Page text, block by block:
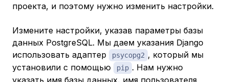
проекта, и поэтому нужно изменить настройки.
Измените настройки, указав параметры базы
данных PostgreSQL. Мы даем указания Django
использовать адаптер
psycopg2 , который мы
установили с помощью
pip . Нам нужно